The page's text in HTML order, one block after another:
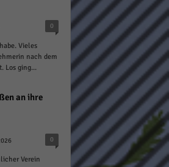
0
Vieles
nach dem
Los ging...
an ihre
0
Verein